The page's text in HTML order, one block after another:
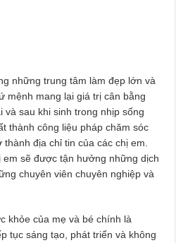
những trung tâm làm đẹp lớn và
mệnh mang lại giá trị cân bằng
sau khi sinh trong nhịp sống
thành công liệu pháp chăm sóc
địa chỉ tin của các chị em.
em sẽ được tận hưởng những dịch
chuyên viên chuyên nghiệp và
khỏe của mẹ và bé chính là
tục sáng tạo, phát triển và không